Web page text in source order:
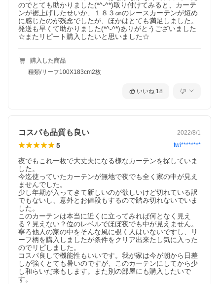
のでとても助かりました(*^-^*)取り付けてみると、カーテ
ンが裾上げしたせいか、１８３㎝のレースカーテンが短め
に感じたのが残念でしたが、ほかはとても満足しました。
発送も早くて助かりました(*^-^*)ありがとうございました
☆またリピート購入したいと思いました☆
購入した商品
種類/リーフ100X183cm2枚
いいね 18
コスパも品質も良い 2022/8/1
5 twi********
夜でもこれ一枚で大丈夫になる様なカーテンを探していま
した。
今迄使っていたカーテンが無地で夜でも全く家の中が見え
ませんでした。
少し年期が入ってきて新しいのが欲しいけど切れている訳
でもないし、意外とお値段もするので踏み切れないでいま
した。
このカーテンは本当に近くに立ってみれば何となく見え
る？見えない？位のレベルでほぼ夜でも中が見えません。
寧ろ他人の家の中をそんな風に覗く人はいないですし、リ
ーフ柄を購入しましたが条件をクリア出来たし気に入った
のでリピしました。
コスパ良しで機能性もいいです。我が家は今が朝から日差
しが強くとても暑いのですが、このカーテンにしてから少
し和らいだ来もします。また別の部屋にも購入したいで
す。